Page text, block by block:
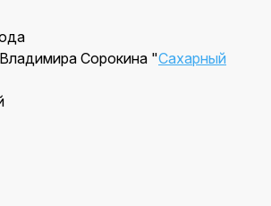
Сорокина "Сахарный